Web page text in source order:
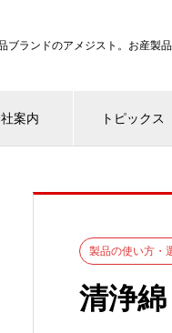
ランドのアメジスト。お産製
案内 トピックス
製品の使い方・
清浄